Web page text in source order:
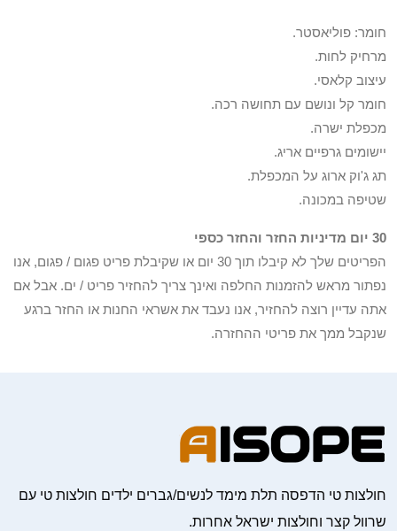
חומר: פוליאסטר.
מרחיק לחות.
עיצוב קלאסי.
חומר קל ונושם עם תחושה רכה.
מכפלת ישרה.
יישומים גרפיים אריג.
תג ג'וק ארוג על המכפלת.
שטיפה במכונה.
30 יום מדיניות החזר והחזר כספי
הפריטים שלך לא קיבלו תוך 30 יום או שקיבלת פריט פגום / פגום, אנו
נפתור מראש להזמנות החלפה ואינך צריך להחזיר פריט / ים. אבל אם
אתה עדיין רוצה להחזיר, אנו נעבד את אשראי החנות או החזר ברגע
שנקבל ממך את פריטי ההחזרה.
חולצות טי הדפסה תלת מימד לנשים/גברים ילדים חולצות טי עם
שרוול קצר וחולצות ישראל אחרות.